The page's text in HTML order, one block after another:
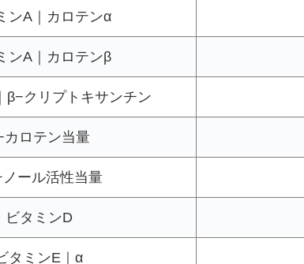
ンA｜カロテンα
ンA｜カロテンβ
β−クリプトキサンチン
カロテン当量
ノール活性当量
ビタミンD
タミンE｜α